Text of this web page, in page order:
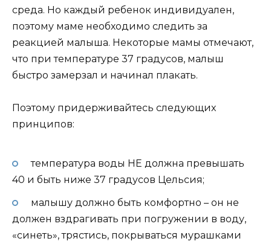
среда. Но каждый ребенок индивидуален,
поэтому маме необходимо следить за
реакцией малыша. Некоторые мамы отмечают,
что при температуре 37 градусов, малыш
быстро замерзал и начинал плакать.
Поэтому придерживайтесь следующих
принципов:
температура воды НЕ должна превышать
40 и быть ниже 37 градусов Цельсия;
малышу должно быть комфортно – он не
должен вздрагивать при погружении в воду,
«синеть», трястись, покрываться мурашками